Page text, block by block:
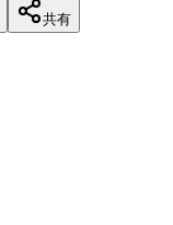
共有